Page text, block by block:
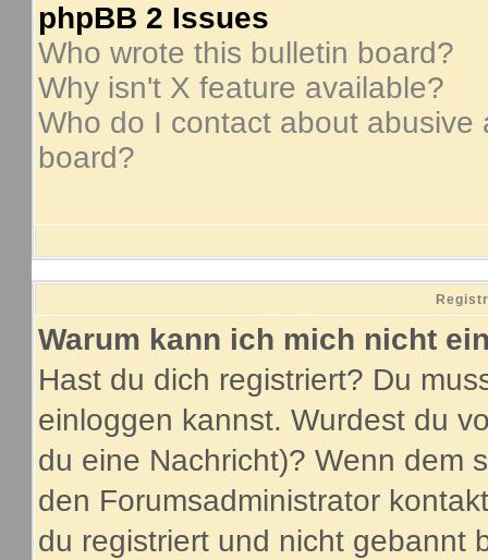
phpBB 2 Issues
Who wrote this bulletin board?
Why isn't X feature available?
Who do I contact about
board?
Warum kann ich mich nicht
Hast du dich registriert? Du
einloggen kannst. Wurdest du
du eine Nachricht)? Wenn dem
den Forumsadministrator
du registriert und nicht gebannt